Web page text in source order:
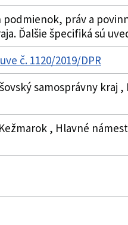
podmienok, práv a
Ďalšie špecifiká sú
č. 1120/2019/DPR
samosprávny kraj ,
, Hlavné